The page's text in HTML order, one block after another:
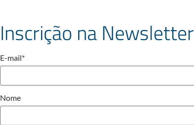
Inscrição na Newsletter
E-mail*
Nome